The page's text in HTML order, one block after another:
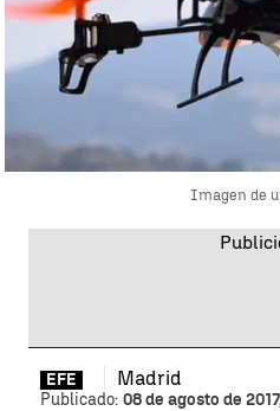
Imagen de
EFE Madrid
Publicado: 08 de agosto de